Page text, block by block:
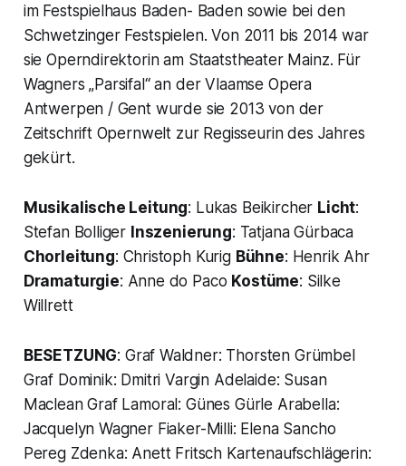
im Festspielhaus Baden- Baden sowie bei den
Schwetzinger Festspielen. Von 2011 bis 2014 war
sie Operndirektorin am Staatstheater Mainz. Für
Wagners „Parsifal“ an der Vlaamse Opera
Antwerpen / Gent wurde sie 2013 von der
Zeitschrift Opernwelt zur Regisseurin des Jahres
gekürt.
Musikalische Leitung: Lukas Beikircher Licht:
Stefan Bolliger Inszenierung: Tatjana Gürbaca
Chorleitung: Christoph Kurig Bühne: Henrik Ahr
Dramaturgie: Anne do Paco Kostüme: Silke
Willrett
BESETZUNG: Graf Waldner: Thorsten Grümbel
Graf Dominik: Dmitri Vargin Adelaide: Susan
Maclean Graf Lamoral: Günes Gürle Arabella:
Jacquelyn Wagner Fiaker-Milli: Elena Sancho
Pereg Zdenka: Anett Fritsch Kartenaufschlägerin: